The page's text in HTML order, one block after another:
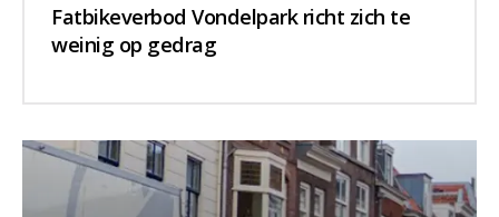
Fatbikeverbod Vondelpark richt zich te
weinig op gedrag